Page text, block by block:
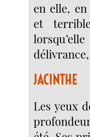
en elle,
et
JACINTHE
Les yeux